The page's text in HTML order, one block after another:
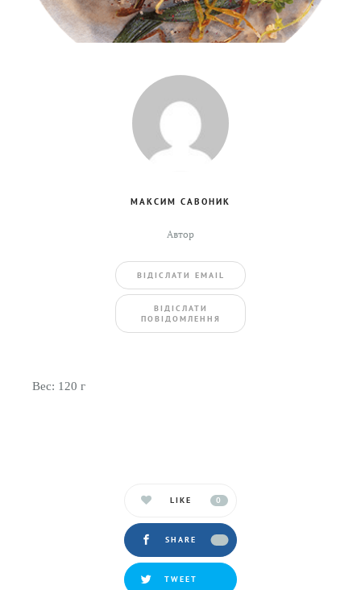
МАКСИМ САВОНИК
Автор
ВIДIСЛАТИ EMAIL
BIДIСЛАТИ
ПОВIДОМЛЕННЯ
Вес: 120 г
LIKE 0
SHARE
TWEET